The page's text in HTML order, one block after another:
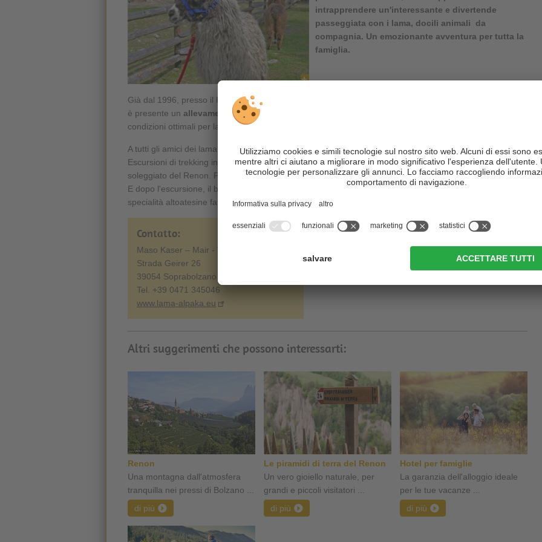
intrapprendere un'interessante e divertende
passeggiata con i lama, docili animali da
compagnia. Un emozionante avventura per tutta la
famiglia.
Già dal 1996, presso il Kaserhof di Soprabolzano, un'azienda a conduzione familiare gestita con amore,
è presente un allevamento di alpaca e lama
condizioni ottimali per la loro specie, e fanno la gioia, ogni giorno, di grandi e piccoli visitatori.
A tutti gli amici dei lama e alpaca vengono offertediverse escursioni guidate(su prenotazione).
Escursioni di trekking in piccoli gruppi insieme agli animali andini attraverso boschi, prati e l'altopiano
soleggiato del Renon. Passeggiate o escursioni giornaliere – per tutte le età.
E dopo l'escursione, il bar al maso Kaserhof
invita a soffermarsi
in un'atmosfera accogliente, gustando
specialità altoatesine fatte in casa ebevande rinfrescanti.
Contatto:
Maso Kaser – Mair - Tammerle
Strada Geirer 26
39054 Soprabolzano sul Renon, Italia
Tel. +39 0471 345046
www.lama-alpaka.eu
Altri suggerimenti che possono interessarti:
Renon
Una montagna dall'atmosfera
tranquilla nei pressi di Bolzano ...
di più
Le piramidi di terra del Renon
Un vero gioiello naturale, per
grandi e piccoli visitatori ...
di più
Hotel per famiglie
La garanzia dell'alloggio ideale
per le tue vacanze ...
di più